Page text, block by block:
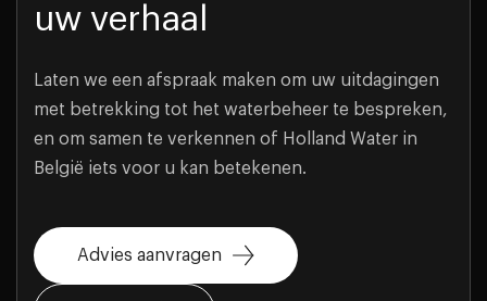
uw verhaal
Laten we een afspraak maken om uw uitdagingen
met betrekking tot het waterbeheer te bespreken,
en om samen te verkennen of Holland Water in
België iets voor u kan betekenen.
Advies aanvragen